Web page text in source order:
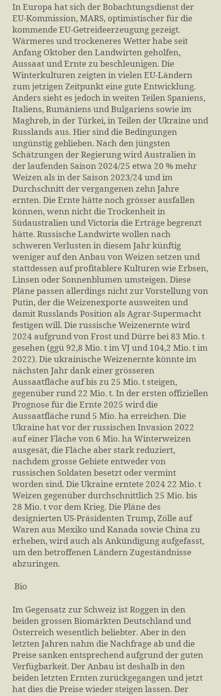
In Europa hat sich der Bobachtungsdienst der
EU-Kommission, MARS, optimistischer für die
kommende EU-Getreideerzeugung gezeigt.
Wärmeres und trockeneres Wetter habe seit
Anfang Oktober den Landwirten geholfen,
Aussaat und Ernte zu beschleunigen. Die
Winterkulturen zeigten in vielen EU-Ländern
zum jetzigen Zeitpunkt eine gute Entwicklung.
Anders sieht es jedoch in weiten Teilen Spaniens,
Italiens, Rumäniens und Bulgariens sowie im
Maghreb, in der Türkei, in Teilen der Ukraine und
Russlands aus. Hier sind die Bedingungen
ungünstig geblieben. Nach den jüngsten
Schätzungen der Regierung wird Australien in
der laufenden Saison 2024/25 etwa 20 % mehr
Weizen als in der Saison 2023/24 und im
Durchschnitt der vergangenen zehn Jahre
ernten. Die Ernte hätte noch grösser ausfallen
können, wenn nicht die Trockenheit in
Südaustralien und Victoria die Erträge begrenzt
hätte. Russische Landwirte wollen nach
schweren Verlusten in diesem Jahr künftig
weniger auf den Anbau von Weizen setzen und
stattdessen auf profitablere Kulturen wie Erbsen,
Linsen oder Sonnenblumen umsteigen. Diese
Pläne passen allerdings nicht zur Vorstellung von
Putin, der die Weizenexporte ausweiten und
damit Russlands Position als Agrar-Supermacht
festigen will. Die russische Weizenernte wird
2024 aufgrund von Frost und Dürre bei 83 Mio. t
gesehen (ggü 92,8 Mio. t im VJ und 104,2 Mio. t im
2022). Die ukrainische Weizenernte könnte im
nächsten Jahr dank einer grösseren
Aussaatfläche auf bis zu 25 Mio. t steigen,
gegenüber rund 22 Mio. t. In der ersten offiziellen
Prognose für die Ernte 2025 wird die
Aussaatfläche rund 5 Mio. ha erreichen. Die
Ukraine hat vor der russischen Invasion 2022
auf einer Fläche von 6 Mio. ha Winterweizen
ausgesät, die Fläche aber stark reduziert,
nachdem grosse Gebiete entweder von
russischen Soldaten besetzt oder vermint
worden sind. Die Ukraine erntete 2024 22 Mio. t
Weizen gegenüber durchschnittlich 25 Mio. bis
28 Mio. t vor dem Krieg. Die Pläne des
designierten US-Präsidenten Trump, Zölle auf
Waren aus Mexiko und Kanada sowie China zu
erheben, wird auch als Ankündigung aufgefasst,
um den betroffenen Ländern Zugeständnisse
abzuringen.
Bio
Im Gegensatz zur Schweiz ist Roggen in den
beiden grossen Biomärkten Deutschland und
Österreich wesentlich beliebter. Aber in den
letzten Jahren nahm die Nachfrage ab und die
Preise sanken entsprechend aufgrund der guten
Verfügbarkeit. Der Anbau ist deshalb in den
beiden letzten Ernten zurückgegangen und jetzt
hat dies die Preise wieder steigen lassen. Der